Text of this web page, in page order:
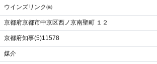
ウインズリンク㈱
京都府京都市中京区西ノ京南聖町 １２
京都府知事(5)11578
媒介